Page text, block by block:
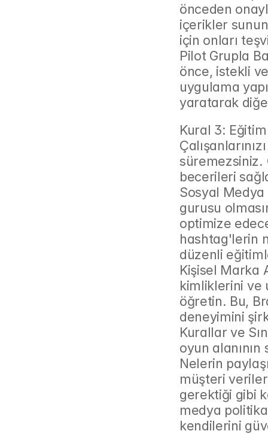
önceden
içerikler
için onları
Pilot Grupla
önce, istekli
uygulama
yaratarak
Kural 3:
süremezsiniz.
becerileri
Sosyal Medya
gurusu
optimize
hashtag'lerin
düzenli
Kişisel Marka
kimliklerini ve
öğretin. Bu,
deneyimini
Kurallar ve
oyun alanının
Nelerin
müşteri
gerektiği gibi
medya
kendilerini